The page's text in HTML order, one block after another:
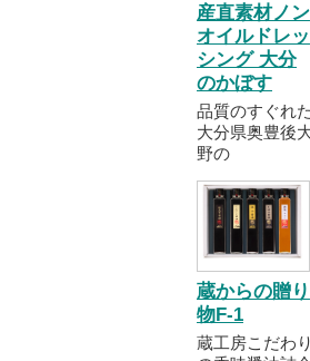
産直素材ノン
オイルドレッ
シング 大分
のかぼす
品質のすぐれた
大分県奥豊後
野の
蔵からの贈り
物F-1
蔵工房こだわり